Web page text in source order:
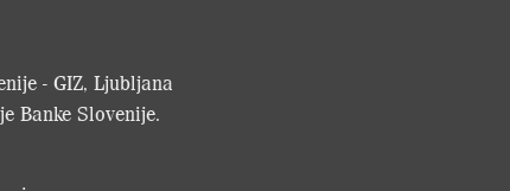
- GIZ, Ljubljana
Banke Slovenije.